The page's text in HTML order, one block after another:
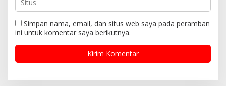
Simpan nama, email, dan situs web saya pada peramban
ini untuk komentar saya berikutnya.